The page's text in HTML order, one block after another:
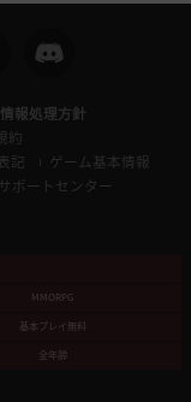
報処理方針
約
記
ゲーム基本情報
サポートセンター
MMORPG
基本プレイ無料
全年齢